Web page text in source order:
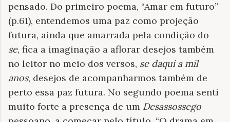
pensado. Do primeiro poema, “Amar em futuro”
(p.61), entendemos uma paz como projeção
futura, ainda que amarrada pela condição do
se, fica a imaginação a aflorar desejos também
no leitor no meio dos versos, se daqui a mil
anos, desejos de acompanharmos também de
perto essa paz futura. No segundo poema senti
muito forte a presença de um Desassossego